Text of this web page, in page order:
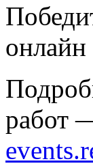
онлайн
работ